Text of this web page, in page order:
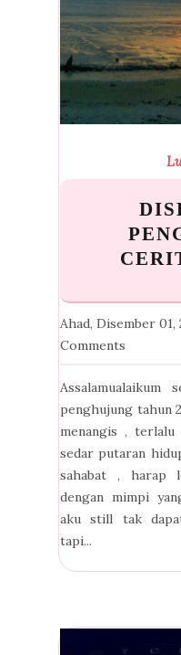
Ahad, Disember 01,
Comments
Assalamualaikum
penghujung tahun
menangis ,
sedar putaran
sahabat , harap
dengan mimpi
aku still tak
tapi...